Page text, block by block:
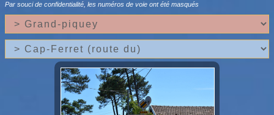
Par souci de confidentialité, les numéros de voie ont été masqués